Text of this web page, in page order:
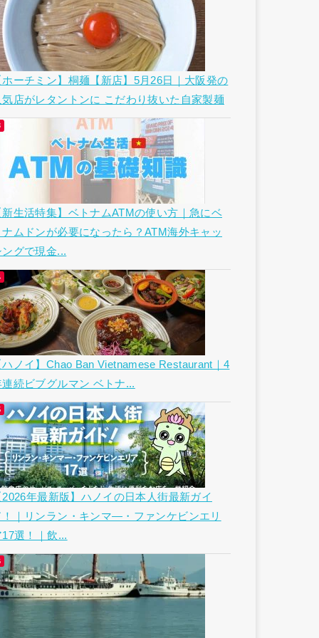
ホーチミン】桐麺【新店】5月26日｜大阪発の
気店がレタントンに こだわり抜いた自家製麺
新生活特集】ベトナムATMの使い方｜急にベ
ナムドンが必要になったら？ATM海外キャッ
ングで現金...
ハノイ】Chao Ban Vietnamese Restaurant｜4
連続ビブグルマン ベトナ...
2026年最新版】ハノイの日本人街最新ガイ
！｜リンラン・キンマ―・ファンケビンエリ
17選！｜飲...